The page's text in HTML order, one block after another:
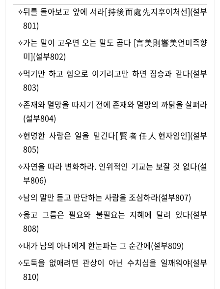
✧뒤를 돌아보고 앞에 서라[持後而處先지후이처선](설부
801)
✧가는 말이 고우면 오는 말도 곱다 [言美則響美언미즉향
미](설부802)
✧먹기만 하고 힘으로 이기려고만 하면 짐승과 같다(설부
803)
✧존재와 멸망을 따지기 전에 존재와 멸망의 까닭을 살펴라
(설부804)
✧현명한 사람은 일을 맡긴다[賢者任人현자임인](설부
805)
✧자연을 따라 변화하라. 인위적인 기교는 보잘 것 없다(설
부806)
✧남의 말만 듣고 판단하는 사람을 조심하라(설부807)
✧옳고 그름은 필요와 불필요는 지혜에 달려 있다(설부
808)
✧내가 남의 아내에게 한눈파는 그 순간에(설부809)
✧도둑을 없애려면 관상이 아닌 수치심을 일깨워야(설부
810)